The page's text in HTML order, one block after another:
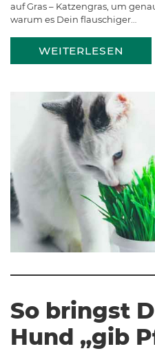
auf Gras – Katzengras, um
warum es Dein flauschiger…
WEITERLESEN
So bringst
Hund „gib